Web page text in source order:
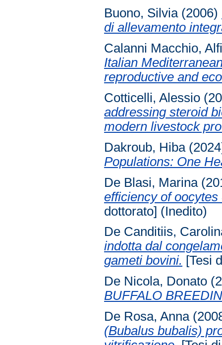
Buono, Silvia(2006)
di allevamento
Calanni Macchio,
Italian
reproductive and
Cotticelli, Alessio
addressing steroid
modern livestock
Dakroub, Hiba
Populations: One
De Blasi, Marina
efficiency of
dottorato] (Inedito)
De Canditiis,
indotta dal
gameti bovini. [Tesi
De Nicola, Donato
BUFFALO
De Rosa, Anna
(Bubalus bubalis)